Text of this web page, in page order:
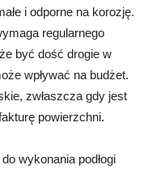
i odporne na korozję.
regularnego
być dość drogie w
wpływać na budżet.
zwłaszcza gdy jest
powierzchni.
wykonania podłogi